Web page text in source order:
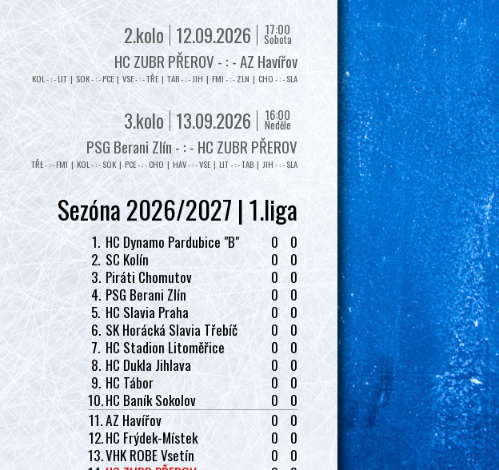
17:00
Sobota
12.09.2026
2.kolo
HC ZUBR PŘEROV - : - AZ Havířov
KOL - : - LIT | SOK - : - PCE | VSE - : - TŘE | TAB - : - JIH | FMI - : - ZLN | CHO - : - SLA
16:00
Neděle
13.09.2026
3.kolo
PSG Berani Zlín - : - HC ZUBR PŘEROV
TŘE - : - FMI | KOL - : - SOK | PCE - : - CHO | HAV - : - VSE | LIT - : - TAB | JIH - : - SLA
Sezóna 2026/2027 | 1.liga
1. HC Dynamo Pardubice "B" 0
0
2. SC Kolín 0
0
3. Piráti Chomutov 0
0
4. PSG Berani Zlín 0
0
5. HC Slavia Praha 0
0
6. SK Horácká Slavia Třebíč 0
0
7. HC Stadion Litoměřice 0
0
8. HC Dukla Jihlava 0
0
9. HC Tábor 0
0
10.HC Baník Sokolov 0
0
11.AZ Havířov 0
0
12.HC Frýdek-Místek 0
0
13.VHK ROBE Vsetín 0
0